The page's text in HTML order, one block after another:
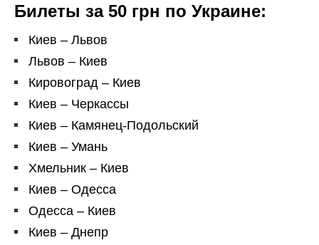
Билеты за 50 грн по Украине:
Киев – Львов
Львов – Киев
Кировоград – Киев
Киев – Черкассы
Киев – Камянец-Подольский
Киев – Умань
Хмельник – Киев
Киев – Одесса
Одесса – Киев
Киев – Днепр